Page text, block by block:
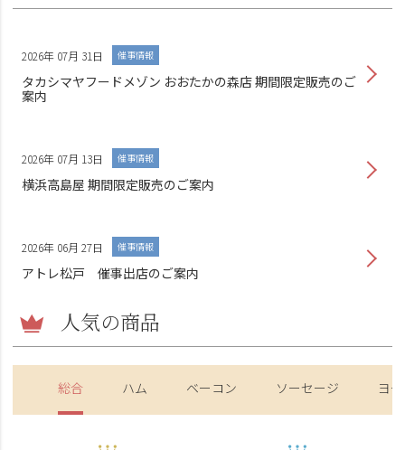
2026年 07月 31日 催事情報
タカシマヤフードメゾン おおたかの森店 期間限定販売のご
案内
2026年 07月 13日 催事情報
横浜高島屋 期間限定販売のご案内
2026年 06月 27日 催事情報
アトレ松戸 催事出店のご案内
人気の商品
総合 ハム ベーコン ソーセージ ヨ